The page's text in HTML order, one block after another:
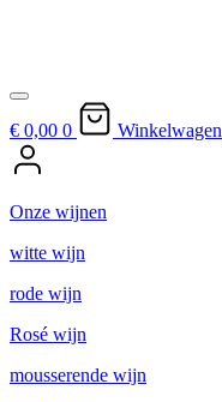
€ 0,00 0 Winkelwagen
Onze wijnen
witte wijn
rode wijn
Rosé wijn
mousserende wijn